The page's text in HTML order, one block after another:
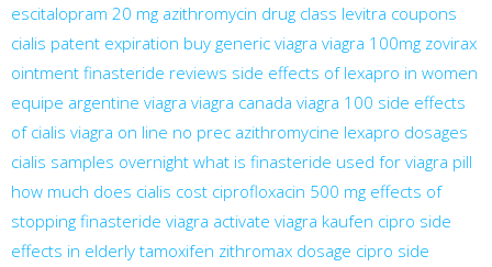
escitalopram 20 mg azithromycin drug class levitra coupons
cialis patent expiration buy generic viagra viagra 100mg zovirax
ointment finasteride reviews side effects of lexapro in women
equipe argentine viagra viagra canada viagra 100 side effects
of cialis viagra on line no prec azithromycine lexapro dosages
cialis samples overnight what is finasteride used for viagra pill
how much does cialis cost ciprofloxacin 500 mg effects of
stopping finasteride viagra activate viagra kaufen cipro side
effects in elderly tamoxifen zithromax dosage cipro side